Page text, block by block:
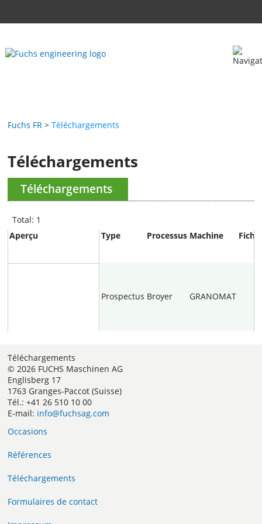
Fuchs FR Téléchargements
Téléchargements
Téléchargements
Total: 1
Type
Processus Machine
Prospectus Broyer GRANOMAT
Aperçu
Téléchargements
© 2026 FUCHS Maschinen AG
Englisberg 17
1763 Granges-Paccot (Suisse)
Tél.: +41 26 510 10 00
E-mail: info@fuchsag.com
Occasions
Références
Téléchargements
Formulaires de contact